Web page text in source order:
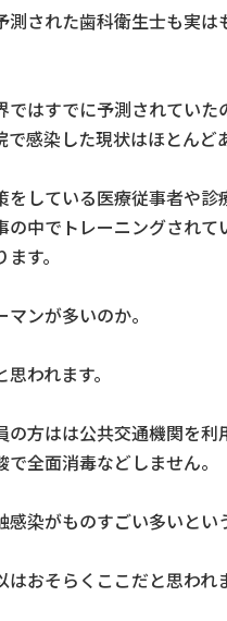
測された歯科衛生士も実は
ではすでに予測されてい
で感染した現状はほとんど
をしている医療従事者や診
の中でトレーニングされ
す。
ンが多いのか。
われます。
の方はは公共交通機関を利
全面消毒などしません。
染がものすごい多いとい
おそらくここだと思われ